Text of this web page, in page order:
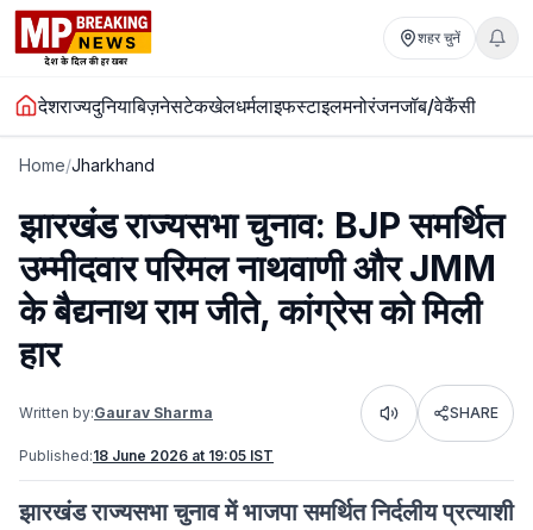
शहर चुनें
देशराज्यदुनियाबिज़नेसटेकखेलधर्मलाइफस्टाइलमनोरंजनजॉब/वेकैंसी
Home/Jharkhand
झारखंड राज्यसभा चुनाव: BJP समर्थित
उम्मीदवार परिमल नाथवाणी और JMM
के बैद्यनाथ राम जीते, कांग्रेस को मिली
हार
Written by:Gaurav Sharma Listen SHARE
Published:18 June 2026 at 19:05 IST
झारखंड राज्यसभा चुनाव में भाजपा समर्थित निर्दलीय प्रत्याशी